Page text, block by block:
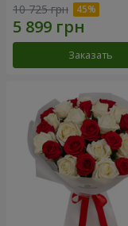
10 725 грн
Заказать